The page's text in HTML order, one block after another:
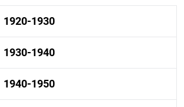
1920-1930
1920-1930 тарих
1920-1930 мәдәният
1930-1940
1930-1940 тарих
1930-1940 мәдәният
1940-1950